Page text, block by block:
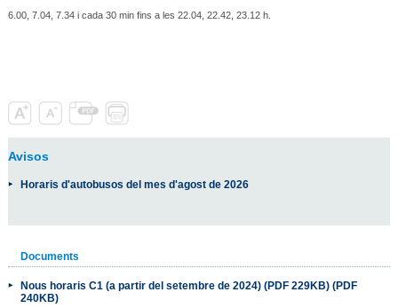
6.00, 7.04, 7.34 i cada 30 min fins a les 22.04, 22.42, 23.12 h.
Avisos
Horaris d'autobusos del mes d'agost de 2026
Documents
Nous horaris C1 (a partir del setembre de 2024) (PDF 229KB) (PDF
240KB)